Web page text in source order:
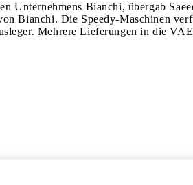
Unternehmens Bianchi, übergab
Bianchi. Die Speedy-Maschinen
Mehrere Lieferungen in die